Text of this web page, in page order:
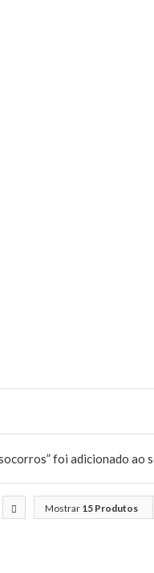
foi adicionado ao
Mostrar 15 Produtos